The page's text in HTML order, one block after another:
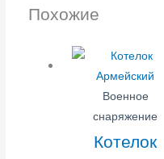
Похожие
Военное
снаряжение
Котелок